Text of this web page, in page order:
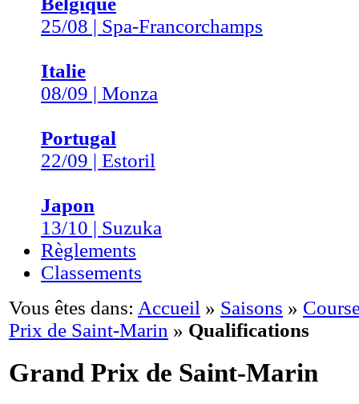
25/08 | Spa-Francorchamps
Italie
08/09 | Monza
Portugal
22/09 | Estoril
Japon
13/10 | Suzuka
Règlements
Classements
Vous êtes dans: Accueil » Saisons »
Prix de Saint-Marin » Qualifications
Grand Prix de Saint-Marin